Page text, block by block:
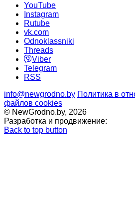
YouTube
Instagram
Rutube
vk.com
Odnoklassniki
Threads
Viber
Telegram
RSS
info@newgrodno.by Политика в
файлов cookies
© NewGrodno.by, 2026
Разработка и продвижение:
Back to top button